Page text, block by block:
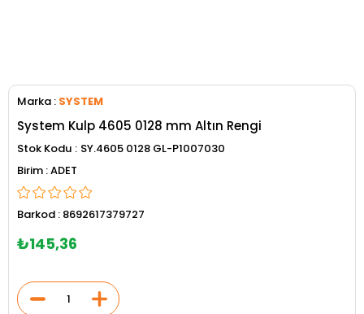
Marka : SYSTEM
System Kulp 4605 0128 mm Altın Rengi
Stok Kodu
SY.4605 0128 GL-P1007030
ADET
Barkod : 8692617379727
₺145,36